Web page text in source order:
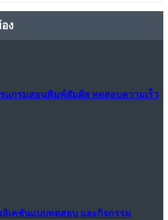
ง
รแกรมสอนพิมพ์สัมผัส ทดสอบความเร็ว
ลิเคชันแบบทดสอบ และกิจกรรม